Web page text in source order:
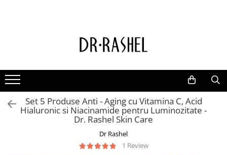
Lotiuni tonice
Creme de zi
Creme de noapte
Colagen
Vitamina c
RetinolSet 5 Produse Anti - Aging cu Vitamina C, Acid
Hialuronic si Niacinamide pentru Luminozitate -
Dr. Rashel Skin Care
Dr Rashel
1 Review